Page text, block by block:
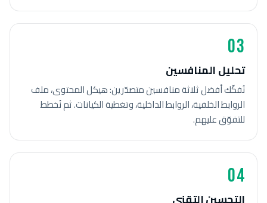
03
تحليل المنافسين
نُفكّك أفضل ثلاثة منافسين متصدّرين: هيكل المحتوى، ملف
الروابط الخلفية، الروابط الداخلية، وتغطية الكيانات. ثم نُخطط
للتفوّق عليهم.
04